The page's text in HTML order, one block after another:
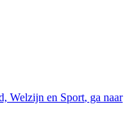
Welzijn en Sport, ga naar